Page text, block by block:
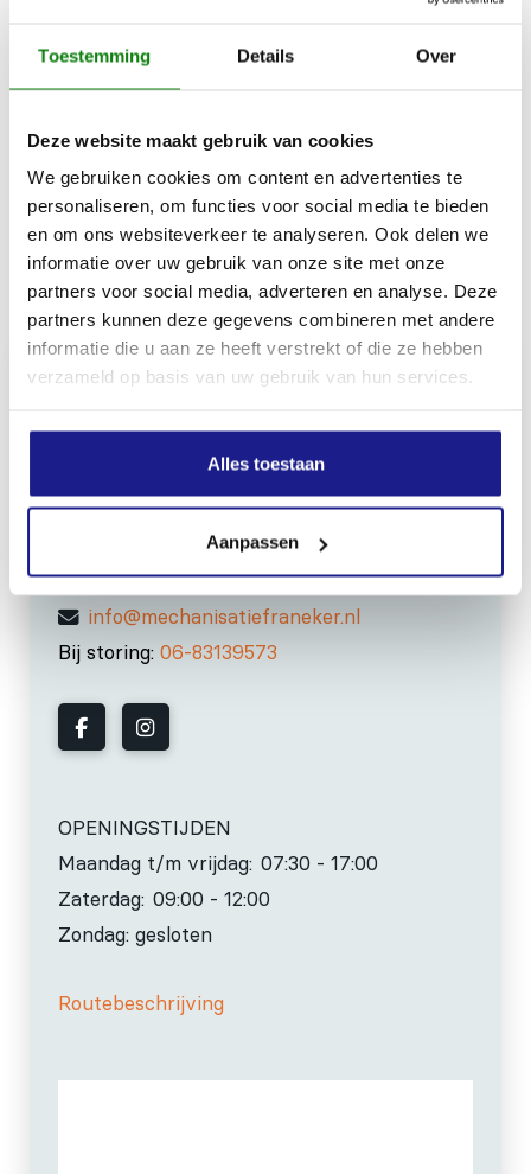
Toestemming Details Over
Deze website maakt gebruik van cookies
We gebruiken cookies om content en advertenties te
personaliseren, om functies voor social media te bieden
en om ons websiteverkeer te analyseren. Ook delen we
informatie over uw gebruik van onze site met onze
partners voor social media, adverteren en analyse. Deze
partners kunnen deze gegevens combineren met andere
informatie die u aan ze heeft verstrekt of die ze hebben
verzameld op basis van uw gebruik van hun services.
Alles toestaan
Aanpassen
Materiaal Handgreep
Esche
Inhoud door
8801 RD Franeker
0517-396800
info@mechanisatiefraneker.nl
Bij storing: 06-83139573
OPENINGSTIJDEN
Maandag t/m vrijdag: 07:30 - 17:00
Zaterdag: 09:00 - 12:00
Zondag: gesloten
Routebeschrijving